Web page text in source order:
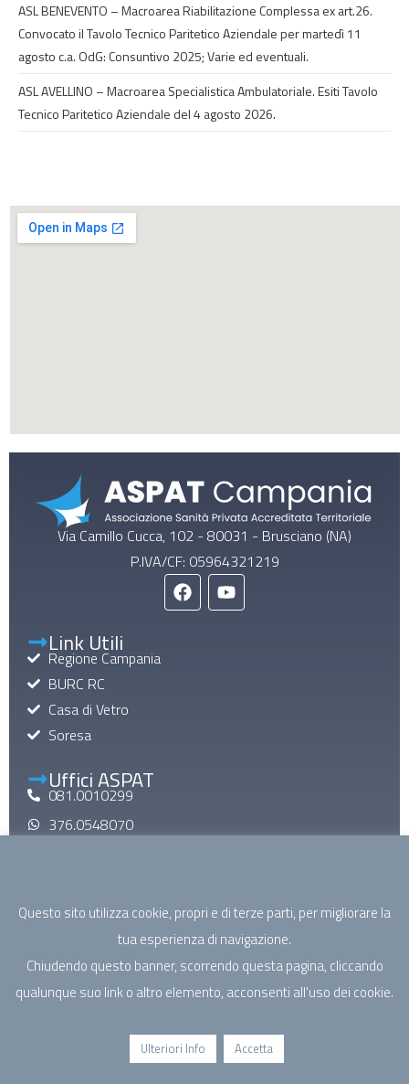
ASL BENEVENTO – Macroarea Riabilitazione Complessa ex art.26.
Convocato il Tavolo Tecnico Paritetico Aziendale per martedì 11
agosto c.a. OdG: Consuntivo 2025; Varie ed eventuali.
ASL AVELLINO – Macroarea Specialistica Ambulatoriale. Esiti Tavolo
Tecnico Paritetico Aziendale del 4 agosto 2026.
Via Camillo Cucca, 102 - 80031 - Brusciano (NA)
P.IVA/CF: 05964321219
Link Utili
Regione Campania
BURC RC
Casa di Vetro
Soresa
Uffici ASPAT
081.0010299
376.0548070
Mail di Macroarea
specialistica@aspatcampania.it
riabilitazione@aspatcampania.it
sociosanitario@aspatcampania.it
salutementale@aspatcampania.it
©2026 - ASPAT Campania. Associazione Sanità Privata
Questo sito utilizza cookie, propri e di terze parti, per migliorare la
tua esperienza di navigazione.
Chiudendo questo banner, scorrendo questa pagina, cliccando
qualunque suo link o altro elemento, acconsenti all'uso dei cookie.
Ulteriori Info Accetta